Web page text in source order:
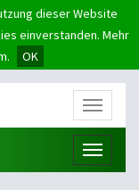
dieser Website
einverstanden. Mehr
OK
Menü
Menü